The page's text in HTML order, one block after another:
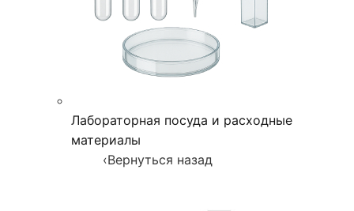
Лабораторная посуда и расходные
материалы
‹Вернуться назад